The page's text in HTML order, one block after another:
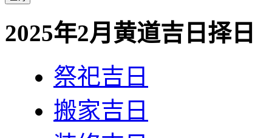
2025年2月黄道吉日择日
祭祀吉日
搬家吉日